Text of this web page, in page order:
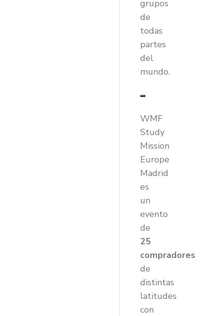
grupos
de
todas
partes
del
mundo.
WMF
Study
Mission
Europe
Madrid
es
un
evento
de
25
compradores
de
distintas
latitudes
con